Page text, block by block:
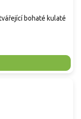
bohaté kulaté